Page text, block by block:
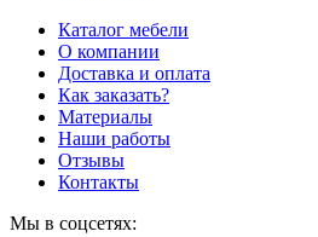
Каталог мебели
О компании
Доставка и оплата
Как заказать?
Материалы
Наши работы
Отзывы
Контакты
Мы в соцсетях: